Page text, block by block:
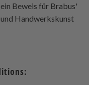
Beweis für Brabus'
Handwerkskunst